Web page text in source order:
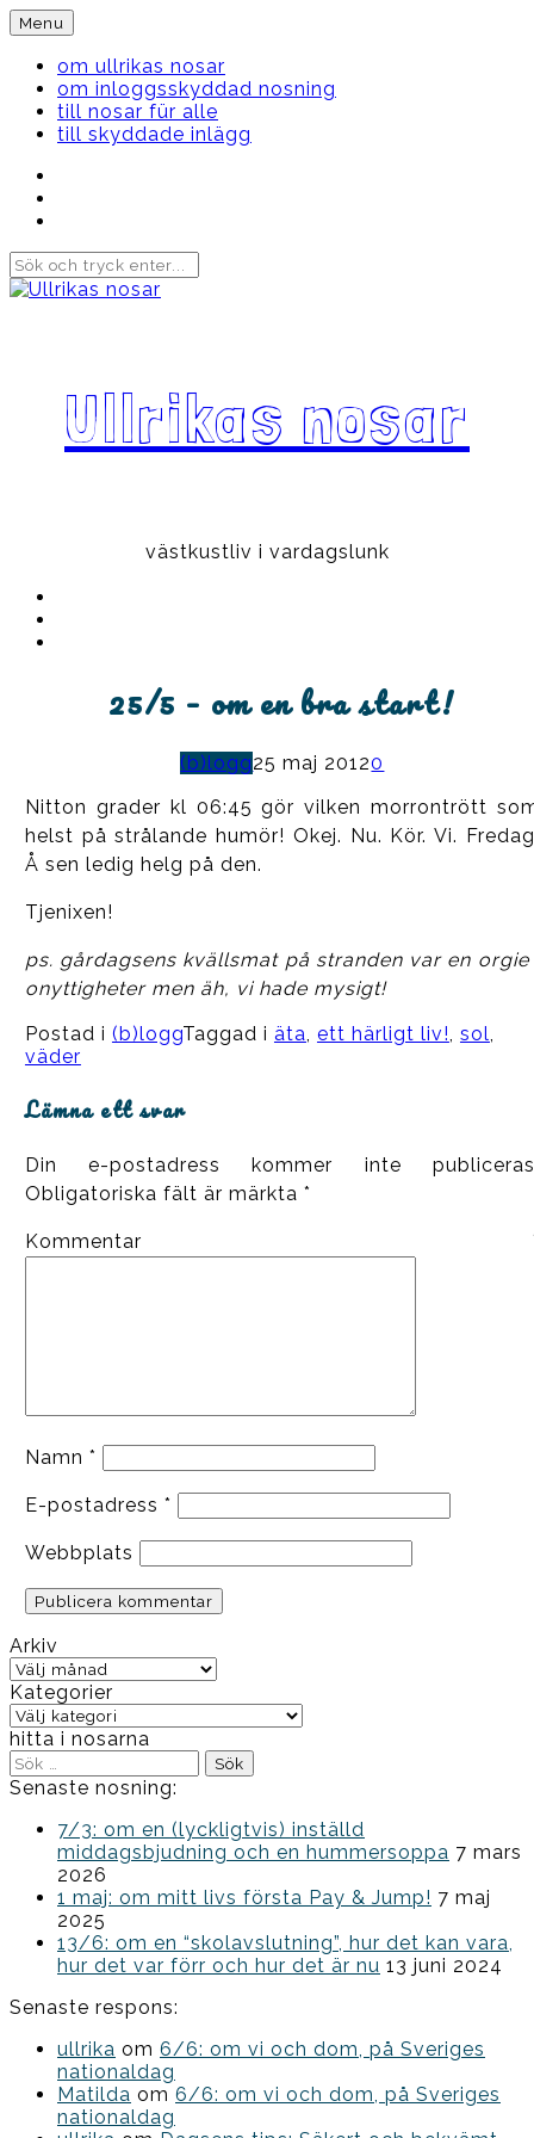
Skip
to
content
Menu
om ullrikas nosar
om inloggsskyddad nosning
till nosar für alle
till skyddade inlägg
Ullrikas nosar
västkustliv i vardagslunk
25/5 – om en bra start!
(b)logg25 maj 20120
Nitton grader kl 06:45 gör vilken morrontrött
helst på strålande humör! Okej. Nu. Kör. Vi.
Å sen ledig helg på den.
Tjenixen!
ps. gårdagsens kvällsmat på stranden var en orgie
onyttigheter men äh, vi hade mysigt!
Postad i (b)loggTaggad i äta, ett härligt liv!, sol,
väder
Lämna ett svar
Din e-postadress kommer inte
Obligatoriska fält är märkta *
Kommentar
Namn *
E-postadress *
Webbplats
Arkiv
Arkiv
Kategorier
Kategorier
hitta i nosarna
Sök
efter:
Senaste nosning:
7/3: om en (lyckligtvis) inställd
middagsbjudning och en hummersoppa 7 mars
2026
1 maj: om mitt livs första Pay & Jump! 7 maj
2025
13/6: om en “skolavslutning”, hur det kan vara,
hur det var förr och hur det är nu 13 juni 2024
Senaste respons:
ullrika om 6/6: om vi och dom, på Sveriges
nationaldag
Matilda om 6/6: om vi och dom, på Sveriges
nationaldag